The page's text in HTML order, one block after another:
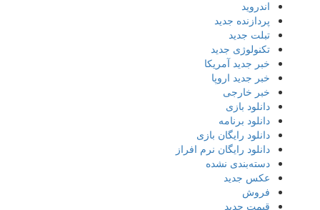
اندروید
پردازنده جدید
تبلت جدید
تکنولوژی جدید
خبر جدید آمریکا
خبر جدید اروپا
خبر خارجی
دانلود بازی
دانلود برنامه
دانلود رایگان بازی
دانلود رایگان نرم افراز
دسته‌بندی نشده
عکس جدید
فروش
قیمت جدید